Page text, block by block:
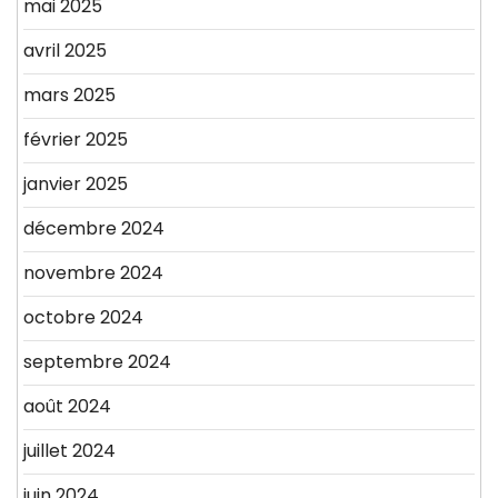
mai 2025
avril 2025
mars 2025
février 2025
janvier 2025
décembre 2024
novembre 2024
octobre 2024
septembre 2024
août 2024
juillet 2024